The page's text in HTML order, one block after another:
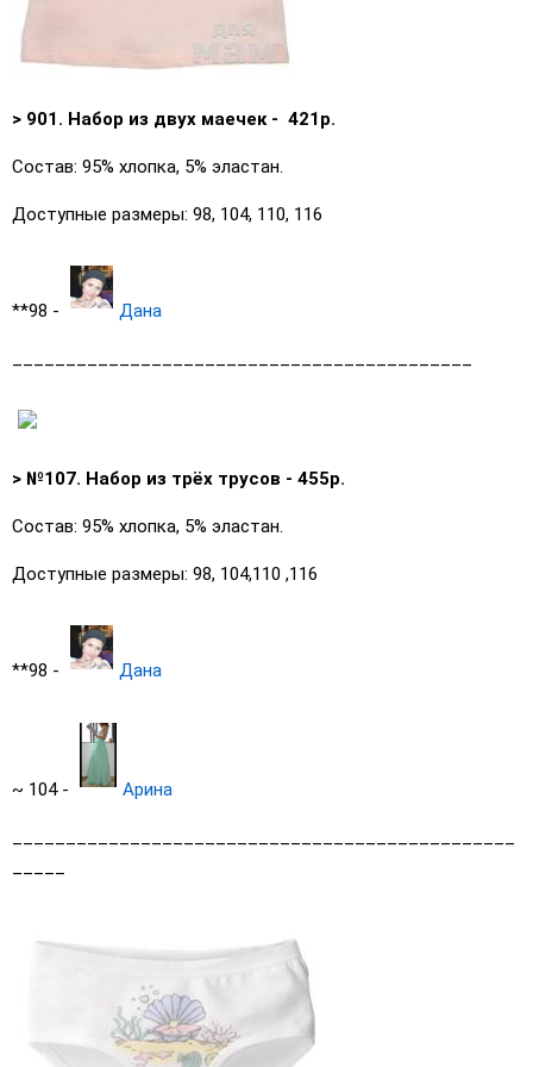
> 901. Набор из двух маечек - 421р.
Состав: 95% хлопка, 5% эластан.
Доступные размеры: 98, 104, 110, 116
**98 - Дана
> №107. Набор из трёх трусов - 455р.
Состав: 95% хлопка, 5% эластан.
Доступные размеры: 98, 104,110 ,116
**98 - Дана
~ 104 - Арина